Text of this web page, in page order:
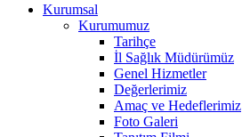
Kurumsal
Kurumumuz
Tarihçe
İl Sağlık Müdürümüz
Genel Hizmetler
Değerlerimiz
Amaç ve Hedeflerimiz
Foto Galeri